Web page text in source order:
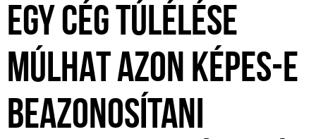
EGY CÉG TÚLÉLÉSE
MÚLHAT AZON KÉPES-E
BEAZONOSÍTANI